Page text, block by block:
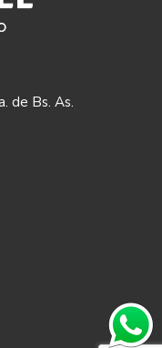
de Bs. As.